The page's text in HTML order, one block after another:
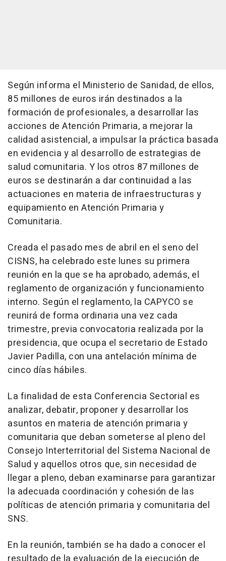
Según informa el Ministerio de Sanidad, de ellos,
85 millones de euros irán destinados a la
formación de profesionales, a desarrollar las
acciones de Atención Primaria, a mejorar la
calidad asistencial, a impulsar la práctica basada
en evidencia y al desarrollo de estrategias de
salud comunitaria. Y los otros 87 millones de
euros se destinarán a dar continuidad a las
actuaciones en materia de infraestructuras y
equipamiento en Atención Primaria y
Comunitaria.
Creada el pasado mes de abril en el seno del
CISNS, ha celebrado este lunes su primera
reunión en la que se ha aprobado, además, el
reglamento de organización y funcionamiento
interno. Según el reglamento, la CAPYCO se
reunirá de forma ordinaria una vez cada
trimestre, previa convocatoria realizada por la
presidencia, que ocupa el secretario de Estado
Javier Padilla, con una antelación mínima de
cinco días hábiles.
La finalidad de esta Conferencia Sectorial es
analizar, debatir, proponer y desarrollar los
asuntos en materia de atención primaria y
comunitaria que deban someterse al pleno del
Consejo Interterritorial del Sistema Nacional de
Salud y aquellos otros que, sin necesidad de
llegar a pleno, deban examinarse para garantizar
la adecuada coordinación y cohesión de las
políticas de atención primaria y comunitaria del
SNS.
En la reunión, también se ha dado a conocer el